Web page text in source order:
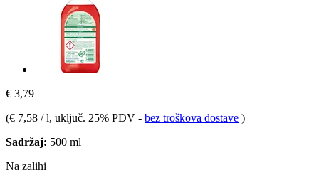
€ 3,79
(€ 7,58 / l, uključ. 25% PDV - bez troškova dostave )
Sadržaj: 500 ml
Na zalihi